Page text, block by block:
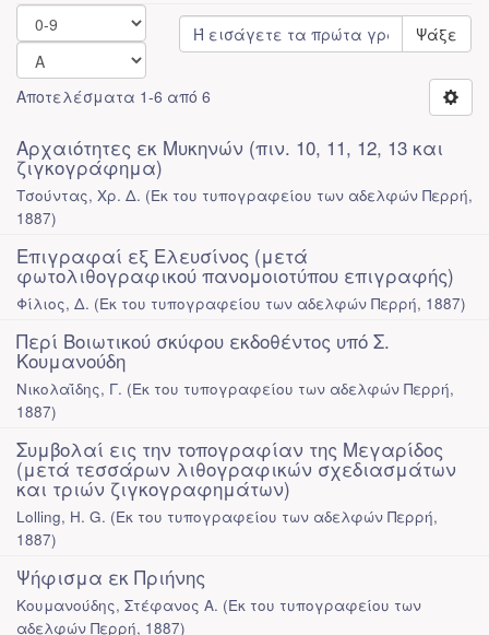
Ψάξε
Αποτελέσματα 1-6 από 6
Αρχαιότητες εκ Μυκηνών (πιν. 10, 11, 12, 13 και
ζιγκογράφημα)
Τσούντας, Χρ. Δ. (Εκ του τυπογραφείου των αδελφών Περρή,
1887)
Επιγραφαί εξ Ελευσίνος (μετά
φωτολιθογραφικού πανομοιοτύπου επιγραφής)
Φίλιος, Δ. (Εκ του τυπογραφείου των αδελφών Περρή, 1887)
Περί Βοιωτικού σκύφου εκδοθέντος υπό Σ.
Κουμανούδη
Νικολαΐδης, Γ. (Εκ του τυπογραφείου των αδελφών Περρή,
1887)
Συμβολαί εις την τοπογραφίαν της Μεγαρίδος
(μετά τεσσάρων λιθογραφικών σχεδιασμάτων
και τριών ζιγκογραφημάτων)
Lolling, H. G. (Εκ του τυπογραφείου των αδελφών Περρή,
1887)
Ψήφισμα εκ Πριήνης
Κουμανούδης, Στέφανος Α. (Εκ του τυπογραφείου των
αδελφών Περρή, 1887)